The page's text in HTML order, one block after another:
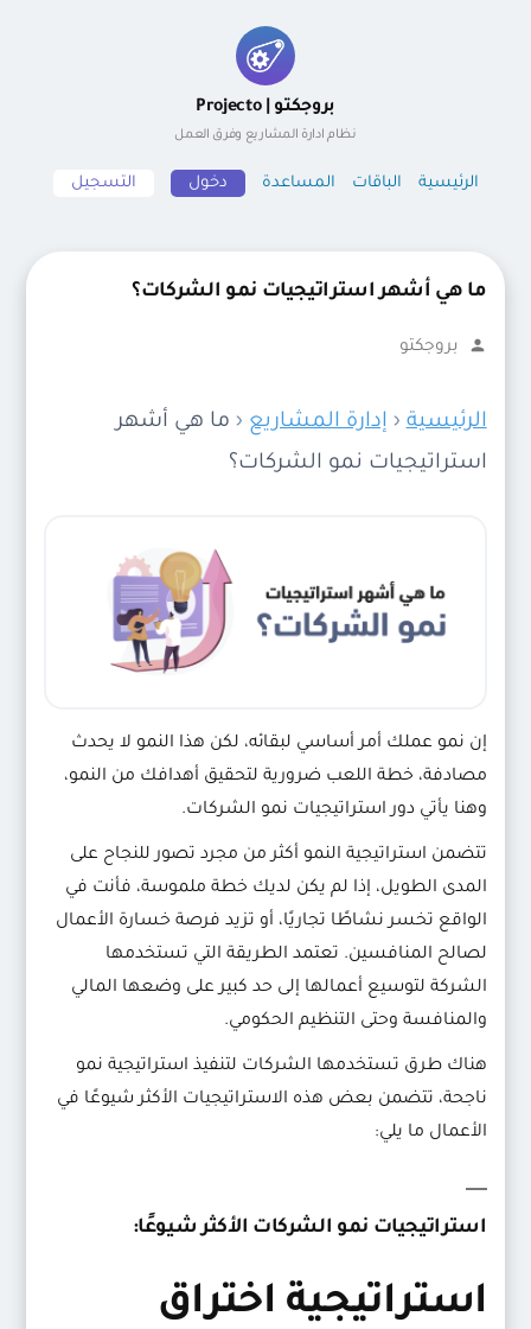
بروجكتو | Projecto
نظام ادارة المشاريع وفرق العمل
الرئيسية الباقات المساعدة دخول التسجيل
ما هي أشهر استراتيجيات نمو الشركات؟
تمّ
بواسطة
بروجكتو
الرئيسية‹ إدارة المشاريع ‹ ما هي أشهر
استراتيجيات نمو الشركات؟
إن نمو عملك أمر أساسي لبقائه، لكن هذا النمو لا يحدث
مصادفة، خطة اللعب ضرورية لتحقيق أهدافك من النمو،
وهنا يأتي دور استراتيجيات نمو الشركات.
تتضمن استراتيجية النمو أكثر من مجرد تصور للنجاح على
المدى الطويل، إذا لم يكن لديك خطة ملموسة، فأنت في
الواقع تخسر نشاطًا تجاريًا، أو تزيد فرصة خسارة الأعمال
لصالح المنافسين. تعتمد الطريقة التي تستخدمها
الشركة لتوسيع أعمالها إلى حد كبير على وضعها المالي
والمنافسة وحتى التنظيم الحكومي.
هناك طرق تستخدمها الشركات لتنفيذ استراتيجية نمو
ناجحة، تتضمن بعض هذه الاستراتيجيات الأكثر شيوعًا في
الأعمال ما يلي:
استراتيجيات نمو الشركات الأكثر شيوعًا:
استراتيجية اختراق